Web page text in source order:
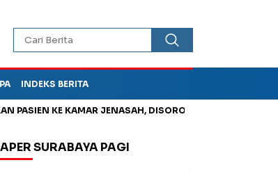
INDEKS BERITA
KE KAMAR JENASAH, DISOROT
SURABAYA PAGI